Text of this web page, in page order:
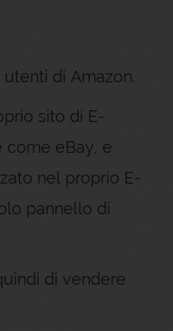
di Amazon.
sito di E-
come eBay, e
nel proprio E-
pannello di
di vendere